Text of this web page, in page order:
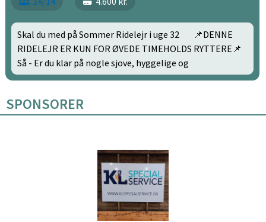
Skal du med på Sommer Ridelejr i uge 32 📌DENNE
RIDELEJR ER KUN FOR ØVEDE TIMEHOLDS RYTTERE📌
Så - Er du klar på nogle sjove, hyggelige og
SPONSORER